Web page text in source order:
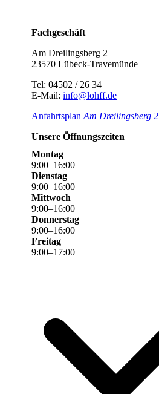
Fachgeschäft
Am Dreilingsberg 2
23570 Lübeck-Travemünde
Tel: 04502 / 26 34
E-Mail: info@lohff.de
Anfahrtsplan Am Dreilingsberg 2
Unsere Öffnungszeiten
Montag
9:00–16:00
Dienstag
9:00–16:00
Mittwoch
9:00–16:00
Donnerstag
9:00–16:00
Freitag
9:00–17:00